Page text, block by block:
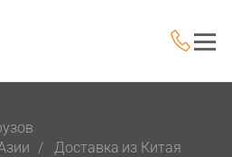
Доставка из Китая